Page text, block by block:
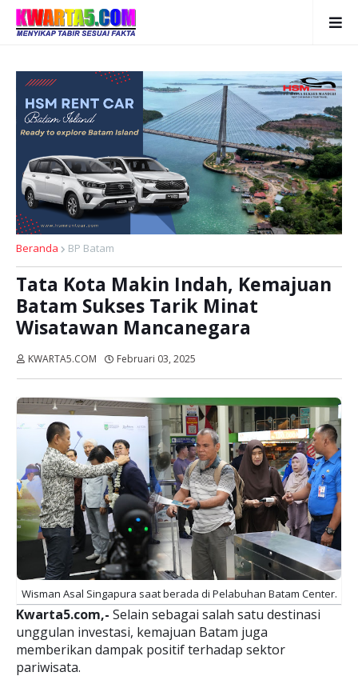
Beranda BP Batam
Tata Kota Makin Indah, Kemajuan
Batam Sukses Tarik Minat
Wisatawan Mancanegara
KWARTA5.COM Februari 03, 2025
Wisman Asal Singapura saat berada di Pelabuhan Batam Center.
Kwarta5.com,- Selain sebagai salah satu destinasi
unggulan investasi, kemajuan Batam juga
memberikan dampak positif terhadap sektor
pariwisata.